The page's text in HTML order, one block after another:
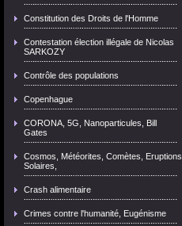
Constitution des Droits de l'Homme
Contestation élection illégale de Nicolas
SARKOZY
Contrôle des populations
Copenhague
CORONA, 5G, Nanoparticules, Bill
Gates
Cosmos, Météorites, Comètes, Eruptions
Solaires,
Crash alimentaire
Crimes contre l'humanité, Eugénisme